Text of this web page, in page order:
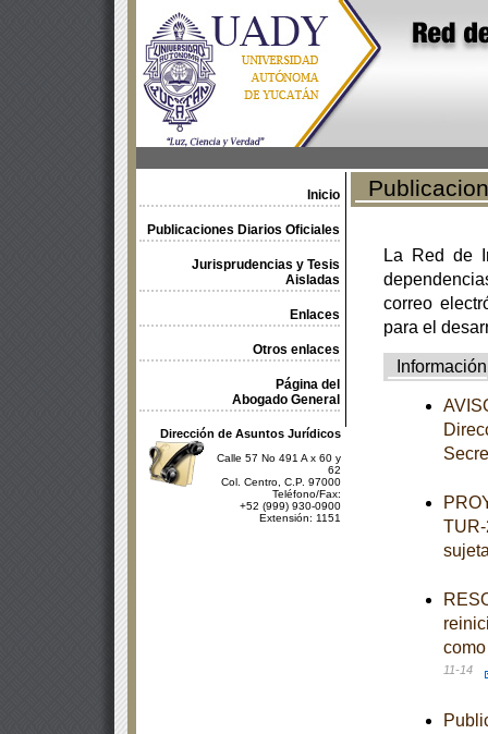
Inicio
Publicaciones Diarios Oficiales
Jurisprudencias y Tesis
Aisladas
Enlaces
Otros enlaces
Página del
Abogado General
Dirección de Asuntos Jurídicos
Calle 57 No 491 A x 60 y
62
Col. Centro, C.P. 97000
Teléfono/Fax:
+52 (999) 930-0900
Extensión: 1151
La Red de
correo
para el
Información
11-14